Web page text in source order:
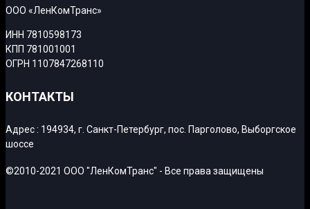
ООО «ЛенКомТранс»
ИНН 7810598173
КПП 781001001
ОГРН 1107847268110
КОНТАКТЫ
Адрес : 194934, г. Санкт-Петербург, пос. Парголово, Выборгское
шоссе ‎
©2010-2021 ООО "ЛенКомТранс" - Все права защищены